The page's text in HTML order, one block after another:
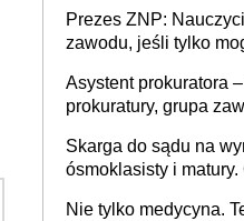
wydatek sięgający
Prezes ZNP:
zawodu, jeśli tylko
Asystent prokuratora
prokuratury, grupa
Skarga do sądu na
ósmoklasisty i matury.
Nie tylko medycyna.